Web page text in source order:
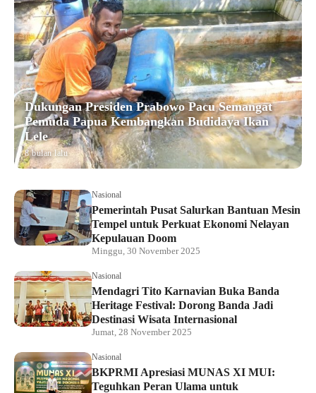
Dukungan Presiden Prabowo Pacu Semangat
Pemuda Papua Kembangkan Budidaya Ikan
Lele
8 bulan lalu
Nasional
Pemerintah Pusat Salurkan Bantuan Mesin
Tempel untuk Perkuat Ekonomi Nelayan
Kepulauan Doom
Minggu, 30 November 2025
Nasional
Mendagri Tito Karnavian Buka Banda
Heritage Festival: Dorong Banda Jadi
Destinasi Wisata Internasional
Jumat, 28 November 2025
Nasional
BKPRMI Apresiasi MUNAS XI MUI:
Teguhkan Peran Ulama untuk